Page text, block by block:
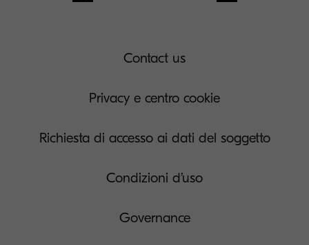
Contact us
Privacy e centro cookie
Richiesta di accesso ai dati del soggetto
Condizioni d’uso
Governance